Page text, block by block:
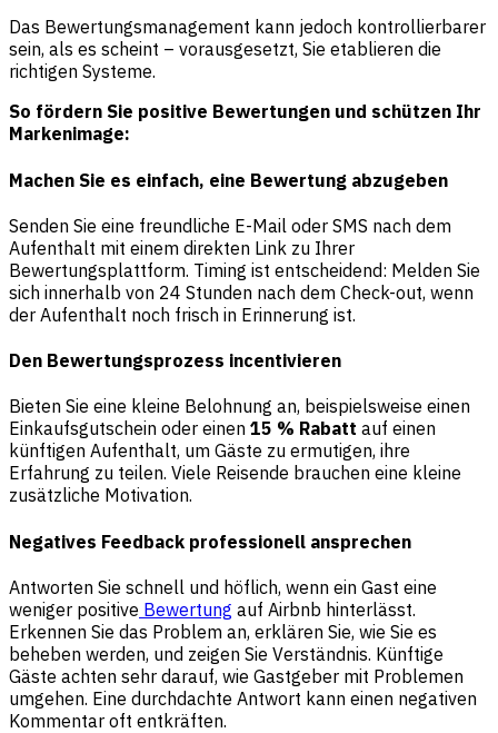
Das Bewertungsmanagement kann jedoch kontrollierbarer
sein, als es scheint – vorausgesetzt, Sie etablieren die
richtigen Systeme.
So fördern Sie positive Bewertungen und schützen Ihr
Markenimage:
Machen Sie es einfach, eine Bewertung abzugeben
Senden Sie eine freundliche E-Mail oder SMS nach dem
Aufenthalt mit einem direkten Link zu Ihrer
Bewertungsplattform. Timing ist entscheidend: Melden Sie
sich innerhalb von 24 Stunden nach dem Check-out, wenn
der Aufenthalt noch frisch in Erinnerung ist.
Den Bewertungsprozess incentivieren
Bieten Sie eine kleine Belohnung an, beispielsweise einen
Einkaufsgutschein oder einen 15 % Rabatt auf einen
künftigen Aufenthalt, um Gäste zu ermutigen, ihre
Erfahrung zu teilen. Viele Reisende brauchen eine kleine
zusätzliche Motivation.
Negatives Feedback professionell ansprechen
Antworten Sie schnell und höflich, wenn ein Gast eine
weniger positive Bewertung auf Airbnb hinterlässt.
Erkennen Sie das Problem an, erklären Sie, wie Sie es
beheben werden, und zeigen Sie Verständnis. Künftige
Gäste achten sehr darauf, wie Gastgeber mit Problemen
umgehen. Eine durchdachte Antwort kann einen negativen
Kommentar oft entkräften.